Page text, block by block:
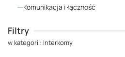
Komunikacja i łączność
Filtry
w kategorii: Interkomy